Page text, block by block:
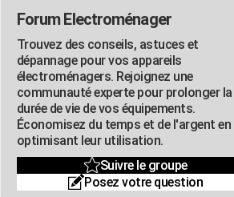
Forum Electroménager
Trouvez des conseils, astuces et
dépannage pour vos appareils
électroménagers. Rejoignez une
communauté experte pour prolonger la
durée de vie de vos équipements.
Économisez du temps et de l'argent en
optimisant leur utilisation.
Suivre le groupe
Posez votre question